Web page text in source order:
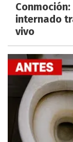
internado
vivo